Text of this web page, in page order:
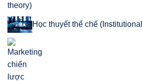
theory)
Học thuyết thể chế